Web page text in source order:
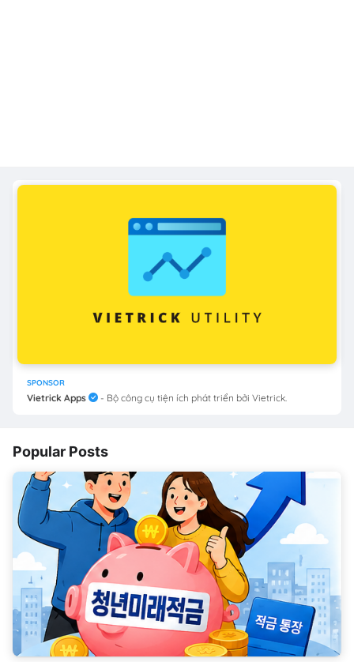
SPONSOR
Vietrick Apps - Bộ công cụ tiện ích phát triển bởi Vietrick.
Popular Posts